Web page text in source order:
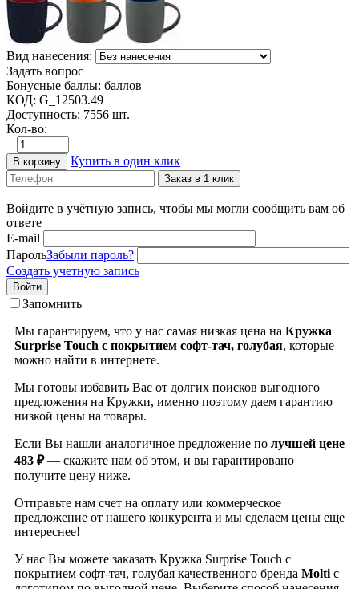
Вид нанесения:
Задать вопрос
Бонусные баллы: баллов
КОД: G_12503.49
Доступность: 7556 шт.
Кол-во:
+
−
В корзину Купить в один клик
Заказ в 1 клик
Войдите в учётную запись, чтобы мы могли сообщить вам об
ответе
E-mail
ПарольЗабыли пароль?
Создать учетную запись
Войти
Запомнить
Мы гарантируем, что у нас самая низкая цена на Кружка
Surprise Touch с покрытием софт-тач, голубая, которые
можно найти в интернете.
Мы готовы избавить Вас от долгих поисков выгодного
предложения на Кружки, именно поэтому даем гарантию
низкой цены на товары.
Если Вы нашли аналогичное предложение по лучшей цене
483 ₽— скажите нам об этом, и вы гарантировано
получите цену ниже.
Отправьте нам счет на оплату или коммерческое
предложение от нашего конкурента и мы сделаем цены еще
интереснее!
У нас Вы можете заказать Кружка Surprise Touch с
покрытием софт-тач, голубая качественного бренда Molti с